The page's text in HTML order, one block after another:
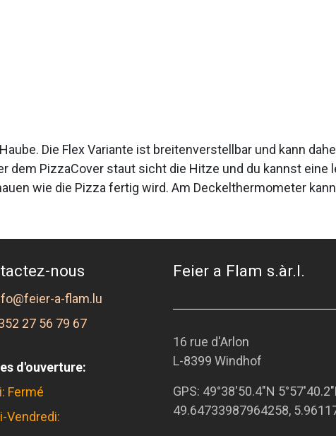
Die Flex Variante ist breitenverstellbar und kann
dem PizzaCover staut sicht die Hitze und du kannst eine
wie die Pizza fertig wird. Am Deckelthermometer
nous
a-flam.lu
27 56 79 67
d'ouverture:
Fermé
Vendredi:
Feier a Flam s.àr.l.
16 rue d'Arlon
L-8399 Windhof
GPS: 49°38'50.4"N
49.64733987964258,